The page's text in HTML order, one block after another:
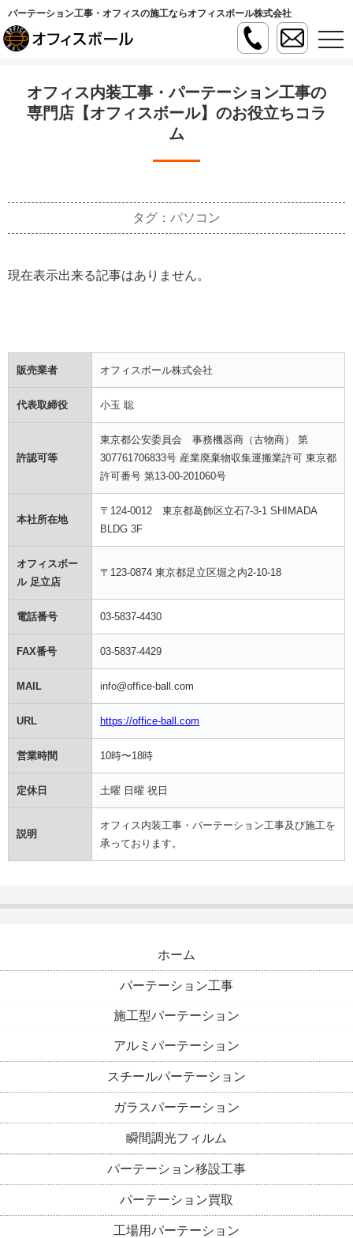
パーテーション工事・オフィスの施工ならオフィスボール株式会社
t
o
o
オフィス内装工事・パーテーション工事の
専門店【オフィスボール】のお役立ちコラ
ム
タグ：パソコン
現在表示出来る記事はありません。
販売業者 オフィスボール株式会社
代表取締役 小玉 聡
許認可等
東京都公安委員会 事務機器商（古物商） 第
307761706833号 産業廃棄物収集運搬業許可 東京都
許可番号 第13-00-201060号
本社所在地
〒124-0012 東京都葛飾区立石7-3-1 SHIMADA
BLDG 3F
オフィスボー
ル 足立店
〒123-0874 東京都足立区堀之内2-10-18
電話番号 03-5837-4430
FAX番号 03-5837-4429
MAIL info@office-ball.com
URL https://office-ball.com
営業時間 10時〜18時
定休日 土曜 日曜 祝日
説明
オフィス内装工事・パーテーション工事及び施工を
承っております。
ホーム
パーテーション工事
施工型パーテーション
アルミパーテーション
スチールパーテーション
ガラスパーテーション
瞬間調光フィルム
パーテーション移設工事
パーテーション買取
工場用パーテーション